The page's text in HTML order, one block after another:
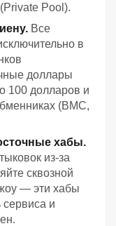
Pool).
Все
в
доллары
100 долларов и
(BMC,
хабы.
из-за
сквозной
— эти хабы
и